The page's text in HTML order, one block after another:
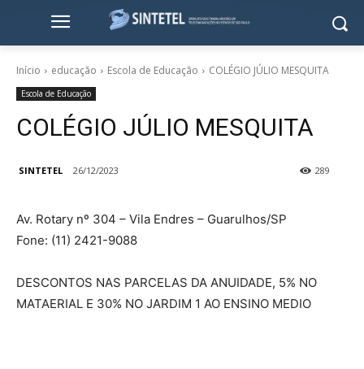
Início educação Escola de Educação COLÉGIO JÚLIO MESQUITA
Escola de Educação
COLÉGIO JÚLIO MESQUITA
SINTETEL 26/12/2023 289
Av. Rotary nº 304 – Vila Endres – Guarulhos/SP
Fone: (11) 2421-9088
DESCONTOS NAS PARCELAS DA ANUIDADE, 5% NO
MATAERIAL E 30% NO JARDIM 1 AO ENSINO MEDIO